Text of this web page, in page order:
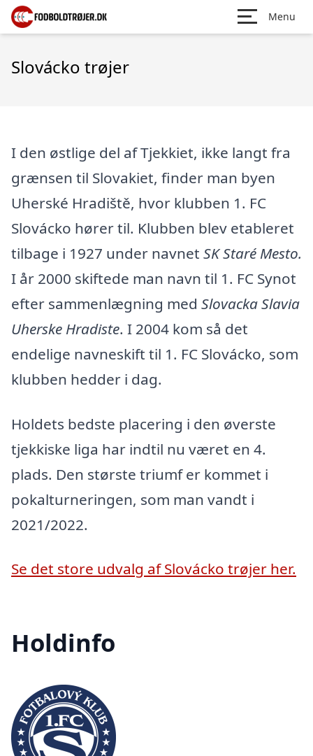
Menu
Slovácko trøjer
I den østlige del af Tjekkiet, ikke langt fra
grænsen til Slovakiet, finder man byen
Uherské Hradiště, hvor klubben 1. FC
Slovácko hører til. Klubben blev etableret
tilbage i 1927 under navnet SK Staré Mesto.
I år 2000 skiftede man navn til 1. FC Synot
efter sammenlægning med Slovacka Slavia
Uherske Hradiste. I 2004 kom så det
endelige navneskift til 1. FC Slovácko, som
klubben hedder i dag.
Holdets bedste placering i den øverste
tjekkiske liga har indtil nu været en 4.
plads. Den største triumf er kommet i
pokalturneringen, som man vandt i
2021/2022.
Se det store udvalg af Slovácko trøjer her.
Holdinfo